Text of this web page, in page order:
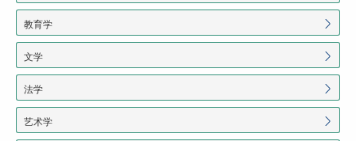
教育学
文学
法学
艺术学